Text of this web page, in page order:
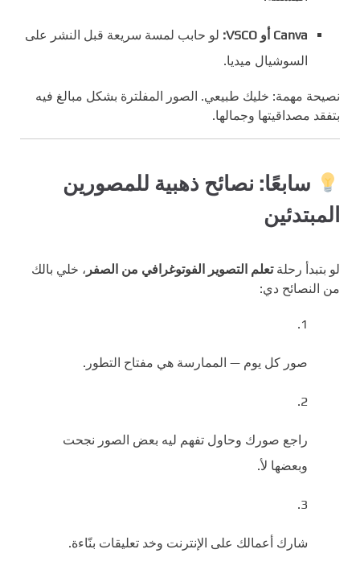
Canva أو VSCO:
لو حابب لمسة سريعة قبل النشر على
السوشيال ميديا.
نصيحة مهمة: خليك طبيعي. الصور المفلترة بشكل مبالغ فيه
بتفقد مصداقيتها وجمالها.
سابعًا: نصائح ذهبية للمصورين
المبتدئين
لو بتبدأ رحلةتعلم التصوير الفوتوغرافي من الصفر ، خلي بالك
من النصائح دي:
صور كل يوم — الممارسة هي مفتاح التطور.
راجع صورك وحاول تفهم ليه بعض الصور نجحت
وبعضها لأ.
شارك أعمالك على الإنترنت وخد تعليقات بنّاءة.